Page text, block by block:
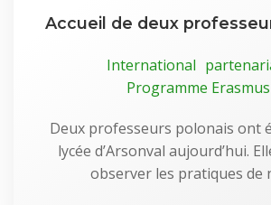
Accueil de deux
International
Programme Erasmus
Deux professeurs polonais ont
lycée d’Arsonval aujourd’hui.
observer les pratiques de